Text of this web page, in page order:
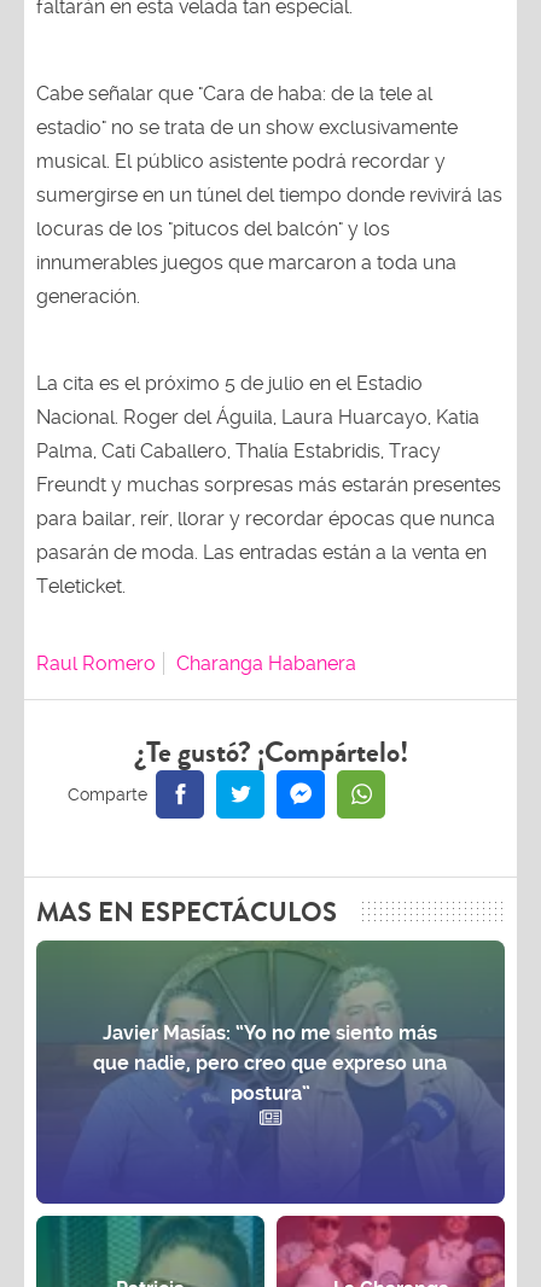
faltarán en esta velada tan especial.
Cabe señalar que "Cara de haba: de la tele al
estadio" no se trata de un show exclusivamente
musical. El público asistente podrá recordar y
sumergirse en un túnel del tiempo donde revivirá las
locuras de los "pitucos del balcón" y los
innumerables juegos que marcaron a toda una
generación.
La cita es el próximo 5 de julio en el Estadio
Nacional. Roger del Águila, Laura Huarcayo, Katia
Palma, Cati Caballero, Thalía Estabridis, Tracy
Freundt y muchas sorpresas más estarán presentes
para bailar, reír, llorar y recordar épocas que nunca
pasarán de moda. Las entradas están a la venta en
Teleticket.
Raul Romero Charanga Habanera
¿Te gustó? ¡Compártelo!
MAS EN ESPECTÁCULOS
Javier Masías: “Yo no me siento más
que nadie, pero creo que expreso una
postura”